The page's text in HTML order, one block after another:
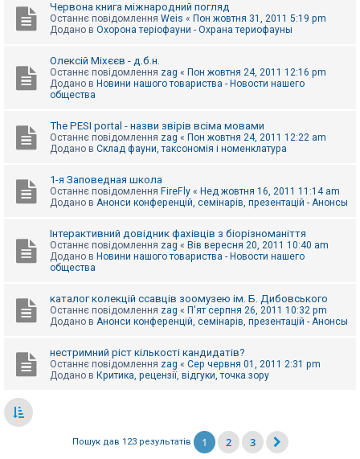
Червона книга міжнародний погляд
Останнє повідомлення Weis « Пон жовтня 31, 2011 5:19 pm
Додано в Охорона теріофауни - Охрана териофауны
Олексій Міхєєв - д.б.н.
Останнє повідомлення zag « Пон жовтня 24, 2011 12:16 pm
Додано в Новини нашого товариства - Новости нашего
общества
The PESI portal - назви звірів всіма мовами
Останнє повідомлення zag « Пон жовтня 24, 2011 12:22 am
Додано в Склад фауни, таксономія і номенклатура
1-я Заповедная школа
Останнє повідомлення FireFly « Нед жовтня 16, 2011 11:14 am
Додано в Анонси конференцій, семінарів, презентацій - Анонсы
Інтерактивний довідник фахівців з біорізноманіття
Останнє повідомлення zag « Вів вересня 20, 2011 10:40 am
Додано в Новини нашого товариства - Новости нашего
общества
каталог колекцій ссавців зоомузею ім. Б. Дибовського
Останнє повідомлення zag « П'ят серпня 26, 2011 10:32 pm
Додано в Анонси конференцій, семінарів, презентацій - Анонсы
нестримний ріст кількості кандидатів?
Останнє повідомлення zag « Сер червня 01, 2011 2:31 pm
Додано в Критика, рецензії, відгуки, точка зору
Пошук дав 123 результатів 1 2 3